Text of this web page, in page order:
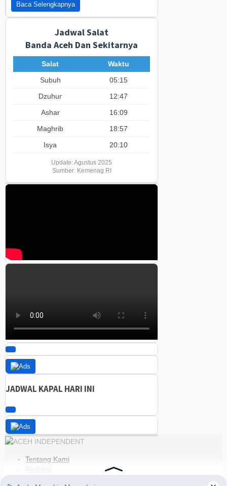
Baca Selengkapnya
Jadwal Salat
Banda Aceh Dan Sekitarnya
Salat
Waktu
Subuh
05:15
Dzuhur
12:47
Ashar
16:09
Maghrib
18:57
Isya
20:10
Update: Agustus 2025
Sumber: Kemenag RI
JADWAL KAPAL HARI INI
Tentang Kami
Redaksi